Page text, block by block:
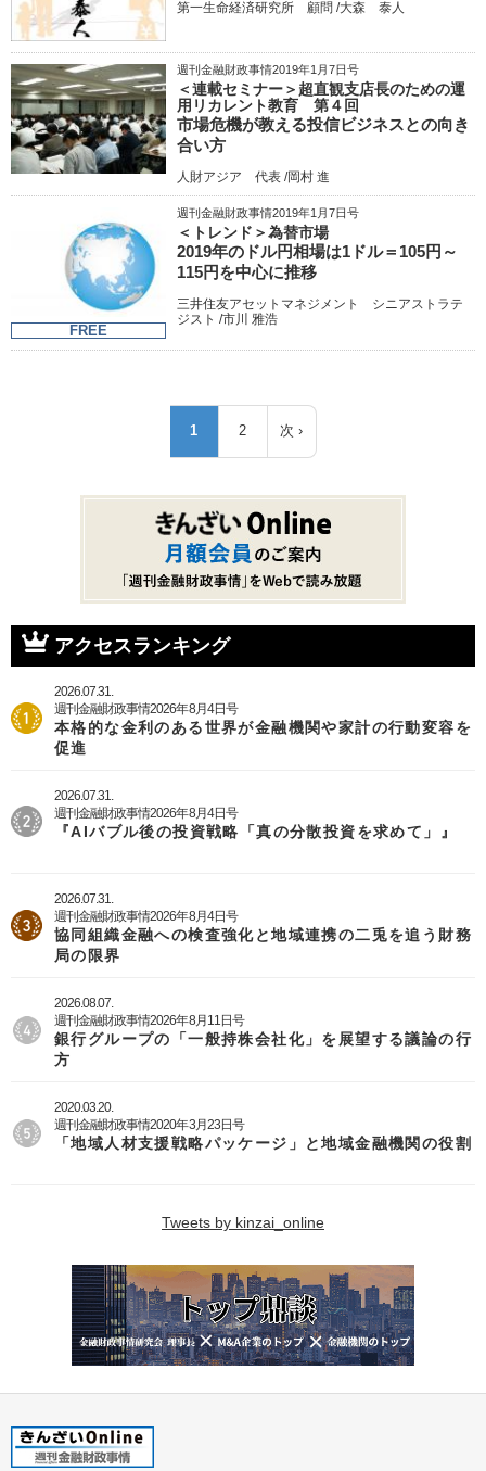
第一生命経済研究所 顧問 /大森 泰人
週刊金融財政事情2019年1月7日号
＜連載セミナー＞超直観支店長のための運
用リカレント教育 第４回
市場危機が教える投信ビジネスとの向き
合い方
人財アジア 代表 /岡村 進
FREE
週刊金融財政事情2019年1月7日号
＜トレンド＞為替市場
2019年のドル円相場は1ドル＝105円～
115円を中心に推移
三井住友アセットマネジメント シニアストラテ
ジスト /市川 雅浩
ト
ペ
ー
ジ
1
2
ジ
次 ›
アクセスランキング
2026.07.31.
週刊金融財政事情2026年8月4日号
本格的な金利のある世界が金融機関や家計の行動変容を
促進
2026.07.31.
週刊金融財政事情2026年8月4日号
『AIバブル後の投資戦略「真の分散投資を求めて」』
2026.07.31.
週刊金融財政事情2026年8月4日号
協同組織金融への検査強化と地域連携の二兎を追う財務
局の限界
2026.08.07.
週刊金融財政事情2026年8月11日号
銀行グループの「一般持株会社化」を展望する議論の行
方
2020.03.20.
週刊金融財政事情2020年3月23日号
「地域人材支援戦略パッケージ」と地域金融機関の役割
Tweets by kinzai_online